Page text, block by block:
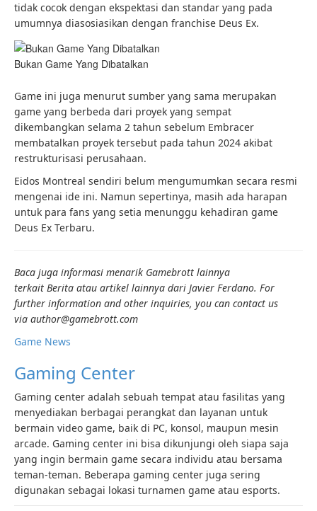
tidak cocok dengan ekspektasi dan standar yang pada
umumnya diasosiasikan dengan franchise Deus Ex.
Bukan Game Yang Dibatalkan
Game ini juga menurut sumber yang sama merupakan
game yang berbeda dari proyek yang sempat
dikembangkan selama 2 tahun sebelum Embracer
membatalkan proyek tersebut pada tahun 2024 akibat
restrukturisasi perusahaan.
Eidos Montreal sendiri belum mengumumkan secara resmi
mengenai ide ini. Namun sepertinya, masih ada harapan
untuk para fans yang setia menunggu kehadiran game
Deus Ex Terbaru.
Baca juga informasi menarik Gamebrott lainnya
terkait Berita atau artikel lainnya dari Javier Ferdano. For
further information and other inquiries, you can contact us
via author@gamebrott.com
Game News
Gaming Center
Gaming center adalah sebuah tempat atau fasilitas yang
menyediakan berbagai perangkat dan layanan untuk
bermain video game, baik di PC, konsol, maupun mesin
arcade. Gaming center ini bisa dikunjungi oleh siapa saja
yang ingin bermain game secara individu atau bersama
teman-teman. Beberapa gaming center juga sering
digunakan sebagai lokasi turnamen game atau esports.